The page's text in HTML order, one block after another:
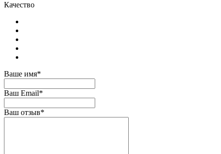
Качество
Ваше имя*
Ваш Email*
Ваш отзыв*